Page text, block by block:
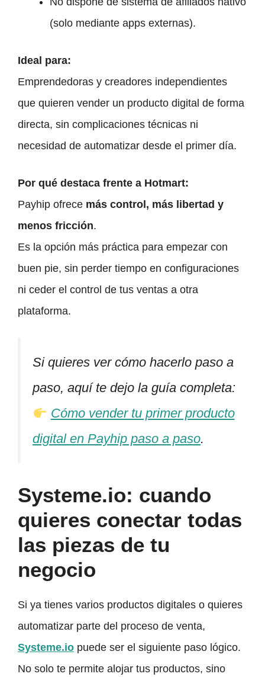
(solo mediante apps externas).
Ideal para:
Emprendedoras y creadores independientes
que quieren vender un producto digital de forma
directa, sin complicaciones técnicas ni
necesidad de automatizar desde el primer día.
Por qué destaca frente a Hotmart:
Payhip ofrece más control, más libertad y
menos fricción.
Es la opción más práctica para empezar con
buen pie, sin perder tiempo en configuraciones
ni ceder el control de tus ventas a otra
plataforma.
Si quieres ver cómo hacerlo paso a
paso, aquí te dejo la guía completa:
Cómo vender tu primer producto
digital en Payhip paso a paso.
Systeme.io: cuando
quieres conectar todas
las piezas de tu
negocio
Si ya tienes varios productos digitales o quieres
automatizar parte del proceso de venta,
Systeme.io puede ser el siguiente paso lógico.
No solo te permite alojar tus productos, sino